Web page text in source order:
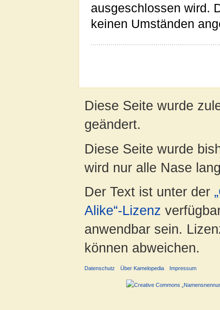
ausgeschlossen wird.
keinen Umständen
Diese Seite wurde
geändert.
Diese Seite wurde
wird nur alle Nase
Der Text ist unter der
Alike“-Lizenz
anwendbar sein.
können abweichen.
Datenschutz Über Kamelopedia Impressum